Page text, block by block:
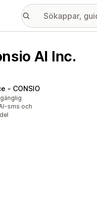
AI Inc.
‑ CONSIO
sms och